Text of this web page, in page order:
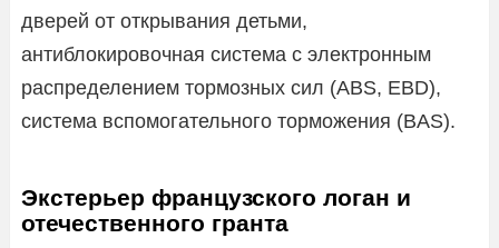
дверей от открывания детьми,
антиблокировочная система с электронным
распределением тормозных сил (ABS, EBD),
система вспомогательного торможения (BAS).
Экстерьер французского логан и
отечественного гранта